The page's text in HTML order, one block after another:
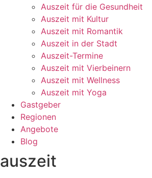
Auszeit für die Gesundheit
Auszeit mit Kultur
Auszeit mit Romantik
Auszeit in der Stadt
Auszeit-Termine
Auszeit mit Vierbeinern
Auszeit mit Wellness
Auszeit mit Yoga
Gastgeber
Regionen
Angebote
Blog
auszeit